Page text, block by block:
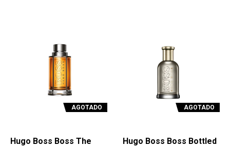
AGOTADO
Hugo Boss Boss The
AGOTADO
Hugo Boss Boss Bottled